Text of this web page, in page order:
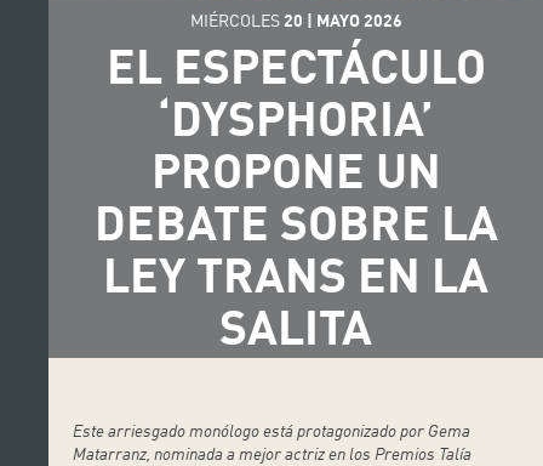
MIÉRCOLES 20 | MAYO 2026
EL ESPECTÁCULO
‘DYSPHORIA’
PROPONE UN
DEBATE SOBRE LA
LEY TRANS EN LA
SALITA
Este arriesgado monólogo está protagonizado por Gema
Matarranz, nominada a mejor actriz en los Premios Talía